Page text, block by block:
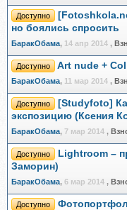
Доступно
но боялись спросить
БаракОбама, 14 апр 2014 ,
Доступно Art nude +
БаракОбама, 11 мар 2014 ,
Доступно
[Studyfoto]
экспозицию (Ксения
БаракОбама, 7 мар 2014 ,
Доступно
Lightroom –
Заморин)
БаракОбама, 6 мар 2014 ,
Доступно